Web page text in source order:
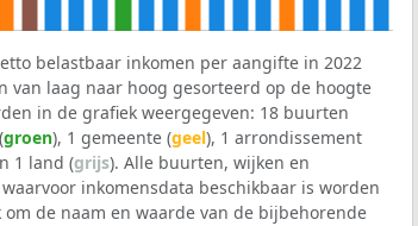
belastbaar inkomen per aangifte in 2022
laag naar hoog gesorteerd op de hoogte
in de grafiek weergegeven: 18 buurten
groen), 1 gemeente (geel), 1 arrondissement
1 land (grijs). Alle buurten, wijken en
inkomensdata beschikbaar is worden
de naam en waarde van de bijbehorende